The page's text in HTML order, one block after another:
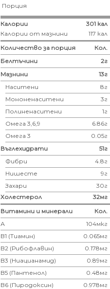
Порция
Калории 301 кал
Калории от мазнини
117 кал
Количество за порция
Кол.
Белтъчини
2г
Мазнини
13г
Наситени
8г
Мононенаситени
3г
Полиненаситени
1г
Омега 3,6,9
6.86г
Омега 3
0.05г
Въглехидрати
51г
Фибри
4.8г
Нишесте
9г
Захари
30г
Холестерол
32мг
Витамини и минерали
Кол.
А
104мкг
B1 (Тиамин)
0.065мг
B2 (Рибофлавин)
0.178мг
B3 (Ниацианамид)
0.89мг
B5 (Пантенол)
0.48мг
B6 (Пиродоксин)
0.978мг